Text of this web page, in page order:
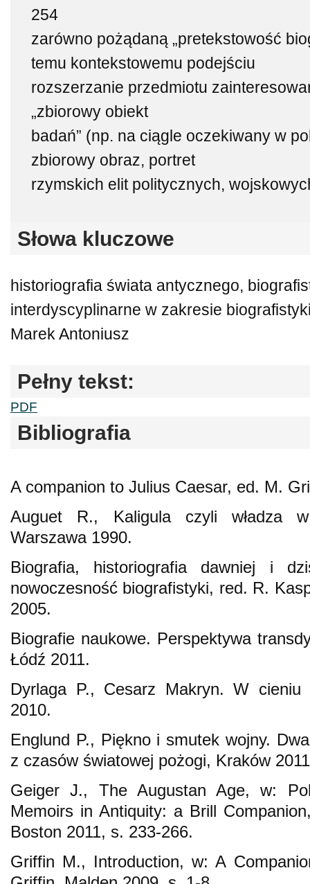
254
zarówno pożądaną „pretekstowość
temu kontekstowemu podejściu
rozszerzanie przedmiotu
„zbiorowy obiekt
badań” (np. na ciągle oczekiwany w
zbiorowy obraz, portret
rzymskich elit politycznych,
Słowa kluczowe
historiografia świata antycznego,
interdyscyplinarne w zakresie
Marek Antoniusz
Pełny tekst:
PDF
Bibliografia
A companion to Julius Caesar, ed. M.
Auguet R., Kaligula czyli władza
Warszawa 1990.
Biografia, historiografia dawniej i
nowoczesność biografistyki, red. R.
2005.
Biografie naukowe. Perspektywa
Łódź 2011.
Dyrlaga P., Cesarz Makryn. W
2010.
Englund P., Piękno i smutek wojny.
z czasów światowej pożogi, Kraków
Geiger J., The Augustan Age, w:
Memoirs in Antiquity: a Brill
Boston 2011, s. 233-266.
Griffin M., Introduction, w: A